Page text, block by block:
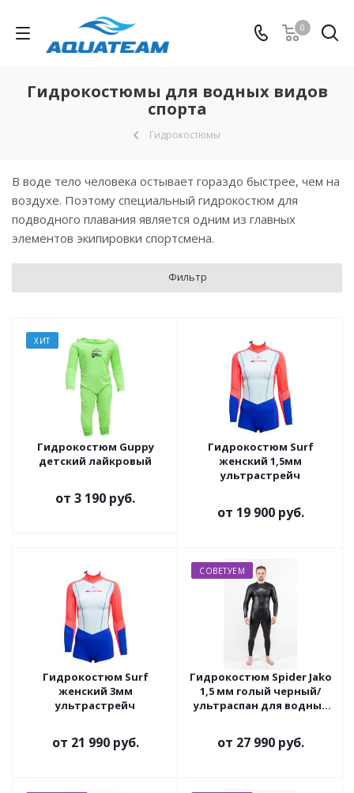
0
Гидрокостюмы для водных видов
спорта
Гидрокостюмы
В воде тело человека остывает гораздо быстрее, чем на
воздухе. Поэтому специальный гидрокостюм для
подводного плавания является одним из главных
элементов экипировки спортсмена.
Фильтр
ХИТ
Гидрокостюм Guppy
детский лайкровый
от 3 190 руб.
Гидрокостюм Surf
женский 1,5мм
ультрастрейч
от 19 900 руб.
Гидрокостюм Surf
женский 3мм
ультрастрейч
от 21 990 руб.
СОВЕТУЕМ
Гидрокостюм Spider Jako
1,5 мм голый черный/
ультраспан для водных
от 27 990 руб.